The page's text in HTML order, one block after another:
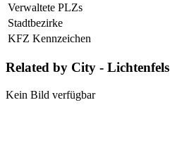
Verwaltete PLZs
Stadtbezirke
KFZ Kennzeichen
Related by City - Lichtenfels
Kein Bild verfügbar